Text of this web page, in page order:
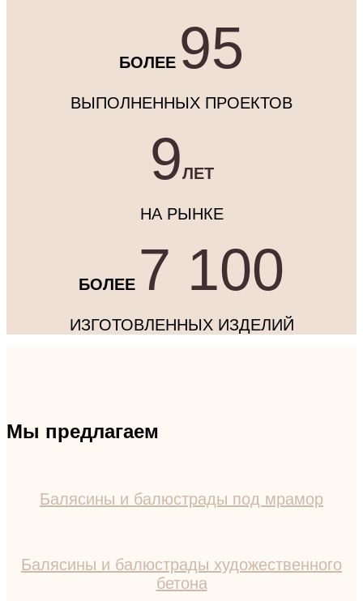
БОЛЕЕ 95
ВЫПОЛНЕННЫХ ПРОЕКТОВ
9ЛЕТ
НА РЫНКЕ
БОЛЕЕ 7 100
ИЗГОТОВЛЕННЫХ ИЗДЕЛИЙ
Мы предлагаем
Балясины и балюстрады под мрамор
Балясины и балюстрады художественного
бетона